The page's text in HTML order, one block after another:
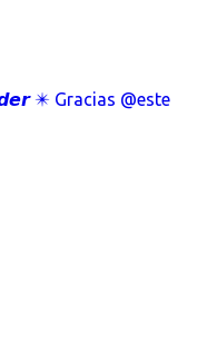
✴️ Gracias @este